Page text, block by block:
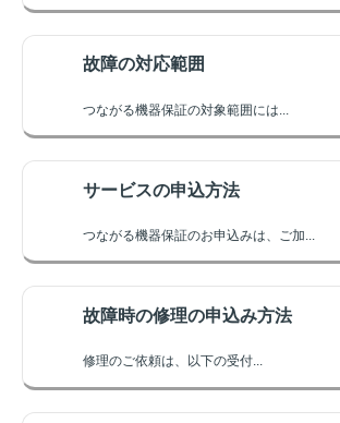
故障の対応範囲
つながる機器保証の対象範囲には...
サービスの申込方法
つながる機器保証のお申込みは、ご加...
故障時の修理の申込み方法
修理のご依頼は、以下の受付...